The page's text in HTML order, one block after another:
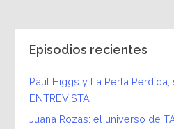
Episodios recientes
Paul Higgs y La Perla
ENTREVISTA
Juana Rozas: el universo de